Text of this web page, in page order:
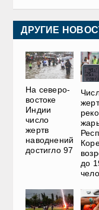
ДРУГИЕ
На северо-
востоке
Индии
число
жертв
наводнений
достигло 97
до